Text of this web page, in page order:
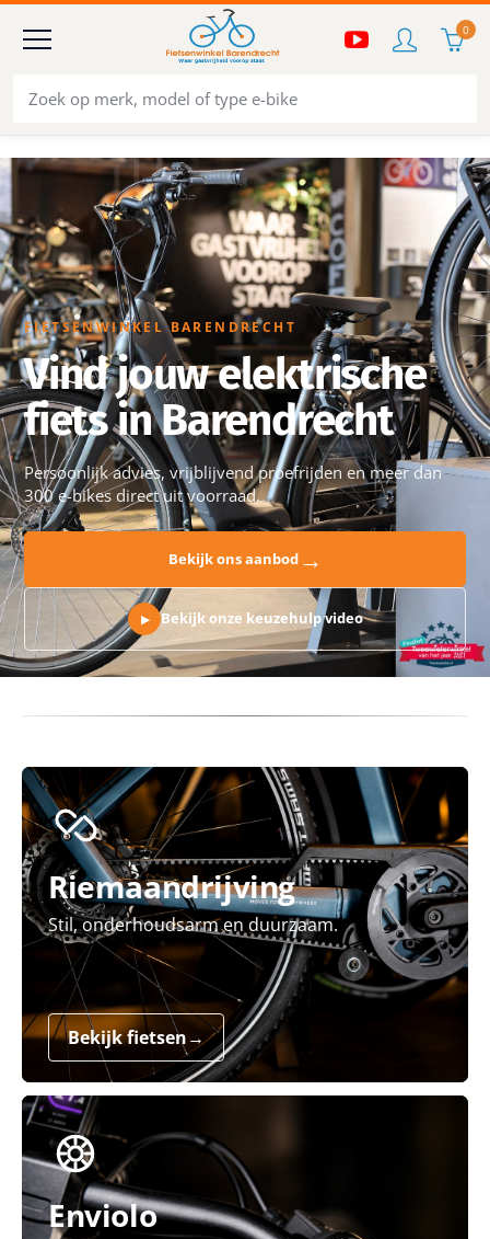
0
FIETSENWINKEL BARENDRECHT
Vind jouw elektrische
fiets in Barendrecht
Persoonlijk advies, vrijblijvend proefrijden en meer dan
300 e-bikes direct uit voorraad.
Bekijk ons aanbod→
▶ Bekijk onze keuzehulp video
Riemaandrijving
Stil, onderhoudsarm en duurzaam.
Bekijk fietsen→
Enviolo